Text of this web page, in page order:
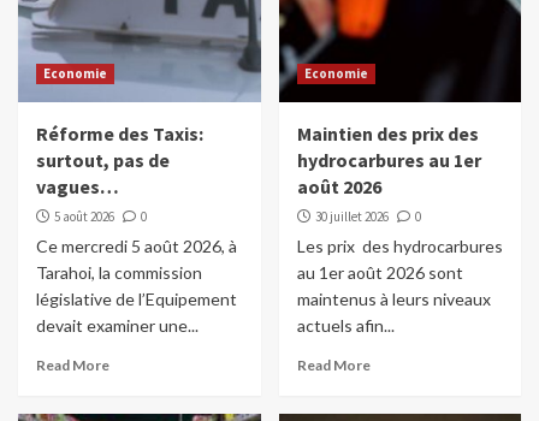
Economie
Réforme des Taxis:
surtout, pas de
vagues…
5 août 2026 0
Ce mercredi 5 août 2026, à
Tarahoi, la commission
législative de l’Equipement
devait examiner une...
Read More
Economie
Maintien des prix des
hydrocarbures au 1er
août 2026
30 juillet 2026 0
Les prix des hydrocarbures
au 1er août 2026 sont
maintenus à leurs niveaux
actuels afin...
Read More